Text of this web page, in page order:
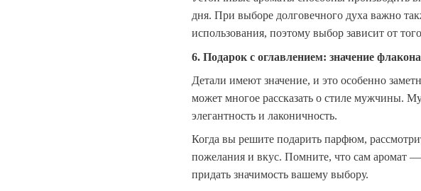
дня. При выборе долговечного духа важно
использования, поэтому выбор зависит от
6. Подарок с оглавлением: значение
Детали имеют значение, и это особенно
может многое рассказать о стиле мужчины.
элегантность и лаконичность.
Когда вы решите подарить парфюм,
пожелания и вкус. Помните, что сам аромат —
придать значимость вашему выбору.